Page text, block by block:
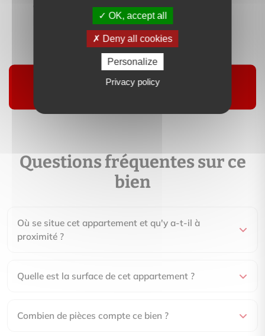
Contactez-moi
Suivre
Questions fréquentes sur ce
bien
Où se situe cet appartement et qu'y a-t-il à
proximité ?
Quelle est la surface de cet appartement ?
Combien de pièces compte ce bien ?
OK, accept all
Deny all cookies
Personalize
Privacy policy